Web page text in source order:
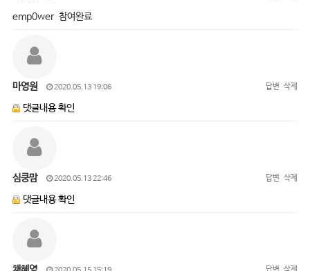
emp0wer 참여완료
마영원 2020.05.13 19:06 답변 삭제
댓글내용 확인
심쿵맘 2020.05.13 22:46 답변 삭제
댓글내용 확인